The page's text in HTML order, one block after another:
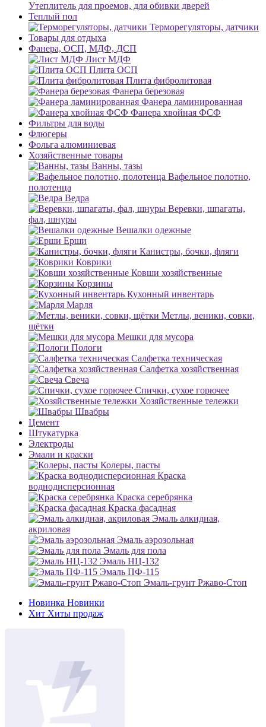
Утеплитель для проемов, для обивки дверей
Теплый пол
Терморегуляторы, датчики
Товары для отдыха
Фанера, ОСП, МДФ, ДСП
Лист МДФ
Плита ОСП
Плита фибролитовая
Фанера березовая
Фанера ламинированная
Фанера хвойная ФСФ
Фильтры для воды
Флюгеры
Фольга алюминиевая
Хозяйственные товары
Ванны, тазы
Вафельное полотно,
полотенца
Ведра
Веревки, шпагаты,
фал, шнуры
Вешалки одежные
Ерши
Канистры, бочки, фляги
Коврики
Ковши хозяйственные
Корзины
Кухонный инвентарь
Марля
Метлы, веники, совки,
щётки
Мешки для мусора
Пологи
Салфетка техническая
Салфетка хозяйственная
Свеча
Спички, сухое горючее
Хозяйственные тележки
Швабры
Цемент
Штукатурка
Электроды
Эмали и краски
Колеры, пасты
Краска
воднодисперсионная
Краска серебрянка
Краска фасадная
Эмаль алкидная,
акриловая
Эмаль аэрозольная
Эмаль для пола
Эмаль НЦ-132
Эмаль ПФ-115
Эмаль-грунт Ржаво-Стоп
Новинка Новинки
Хит Хиты продаж